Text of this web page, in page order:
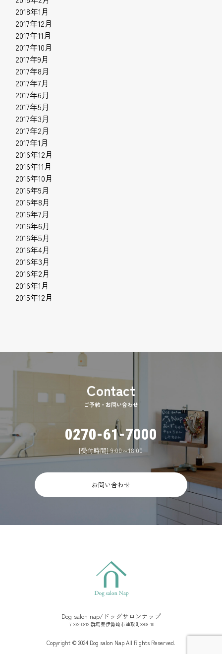
2018年1月
2017年12月
2017年11月
2017年10月
2017年9月
2017年8月
2017年7月
2017年6月
2017年5月
2017年3月
2017年2月
2017年1月
2016年12月
2016年11月
2016年10月
2016年9月
2016年8月
2016年7月
2016年6月
2016年5月
2016年4月
2016年3月
2016年2月
2016年1月
2015年12月
ご予約・お問い合わせ
0270-61-7000
[受付時間] 9:00～18:00
お問い合わせ
Dog salon nap/ドッグサロンナップ
〒372-0812 群馬県伊勢崎市連取町3308-10
Copyright © 2024 Dog salon Nap All Rights Reserved.